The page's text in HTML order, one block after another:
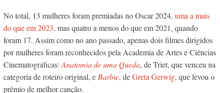
No total, 13 mulheres foram premiadas no Oscar 2024, uma a mais
do que em 2023, mas quatro a menos do que em 2021, quando
foram 17. Assim como no ano passado, apenas dois filmes dirigidos
por mulheres foram reconhecidos pela Academia de Artes e Ciências
Cinematográficas:Anatomia de uma Queda, de Triet, que venceu na
categoria de roteiro original, eBarbie, deGreta Gerwig, que levou o
prêmio de melhor canção.